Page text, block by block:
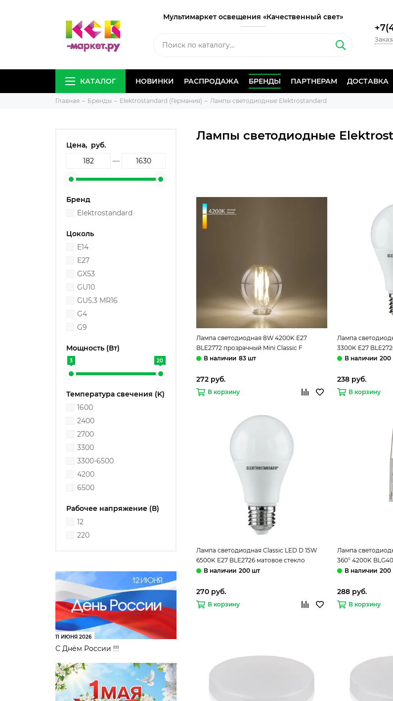
Мультимаркет освещения «Качественный свет»
КАТАЛОГ НОВИНКИ РАСПРОДАЖА БРЕНДЫ ПАРТНЕРАМ ДОСТАВКА
Главная Бренды Elektrostandard (Германия) Лампы светодиодные Elektrostandard
Цена, руб.
—
Бренд
Elektrostandard
Цоколь
E14
E27
GX53
GU10
GU5.3 MR16
G4
G9
Мощность (Вт)
3 20
Температура свечения (K)
1600
2400
2700
3300
3300-6500
4200
6500
Рабочее напряжение (В)
12
220
11 ИЮНЯ 2026
С Днём России !!!
Лампы светодиодные
Лампа светодиодная 8W 4200K E27
BLE2772 прозрачный Mini Classic F
Elektrostandard83 шт
272 руб.
В корзину
Лампа
3300K E27
Elektrostandard200
238 руб.
В корзину
Лампа светодиодная Classic LED D 15W
6500K E27 BLE2726 матовое стекло
Elektrostandard200 шт
270 руб.
В корзину
Лампа
360° 4200K
200
288 руб.
В корзину